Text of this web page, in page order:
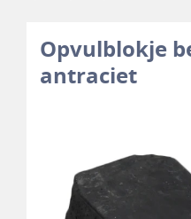
Opvulblokje
antraciet